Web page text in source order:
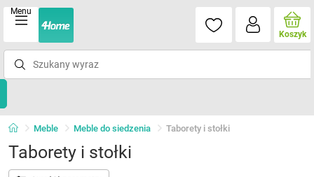
Menu
Koszyk
Meble Meble do siedzenia Taborety i stołki
Taborety i stołki